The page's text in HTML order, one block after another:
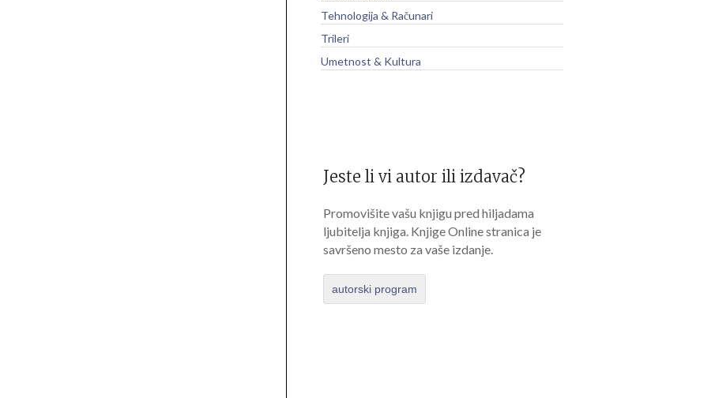
Tehnologija & Računari
Trileri
Umetnost & Kultura
Jeste li vi autor ili izdavač?
Promovišite vašu knjigu pred hiljadama
ljubitelja knjiga. Knjige Online stranica je
savršeno mesto za vaše izdanje.
autorski program